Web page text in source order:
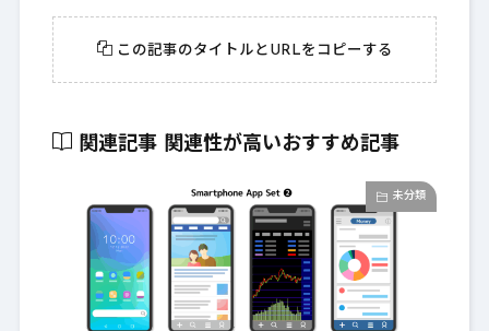
この記事のタイトルとURLをコピーする
関連記事 関連性が高いおすすめ記事
未分類